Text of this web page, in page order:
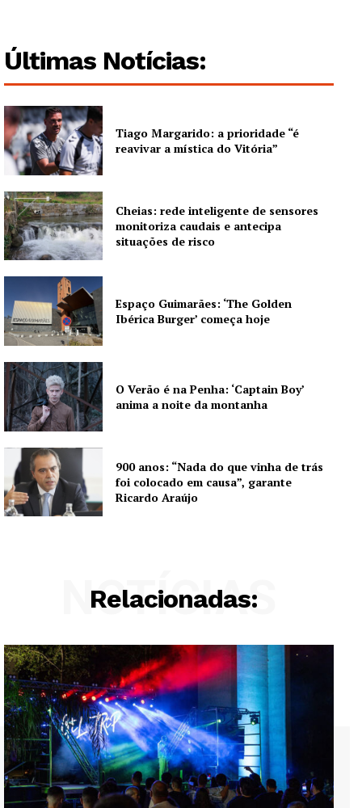
Institucional
Artigos
Edição Digital
Europa
Grande Entrevista
Quero ser Assinante
Últimas Notícias:
Tiago Margarido: a prioridade “é
reavivar a mística do Vitória”
Cheias: rede inteligente de sensores
monitoriza caudais e antecipa
situações de risco
Espaço Guimarães: ‘The Golden
Ibérica Burger’ começa hoje
O Verão é na Penha: ‘Captain Boy’
anima a noite da montanha
900 anos: “Nada do que vinha de trás
foi colocado em causa”, garante
Ricardo Araújo
Relacionadas:
NOTÍCIAS